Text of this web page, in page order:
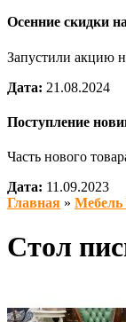
Осенние скидки
Запустили акцию
Дата: 21.08.2024
Поступление
Часть нового
Дата: 11.09.2023
Главная » Мебель
Стол